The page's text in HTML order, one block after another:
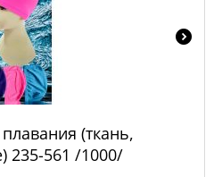
(ткань,
235-561 /1000/